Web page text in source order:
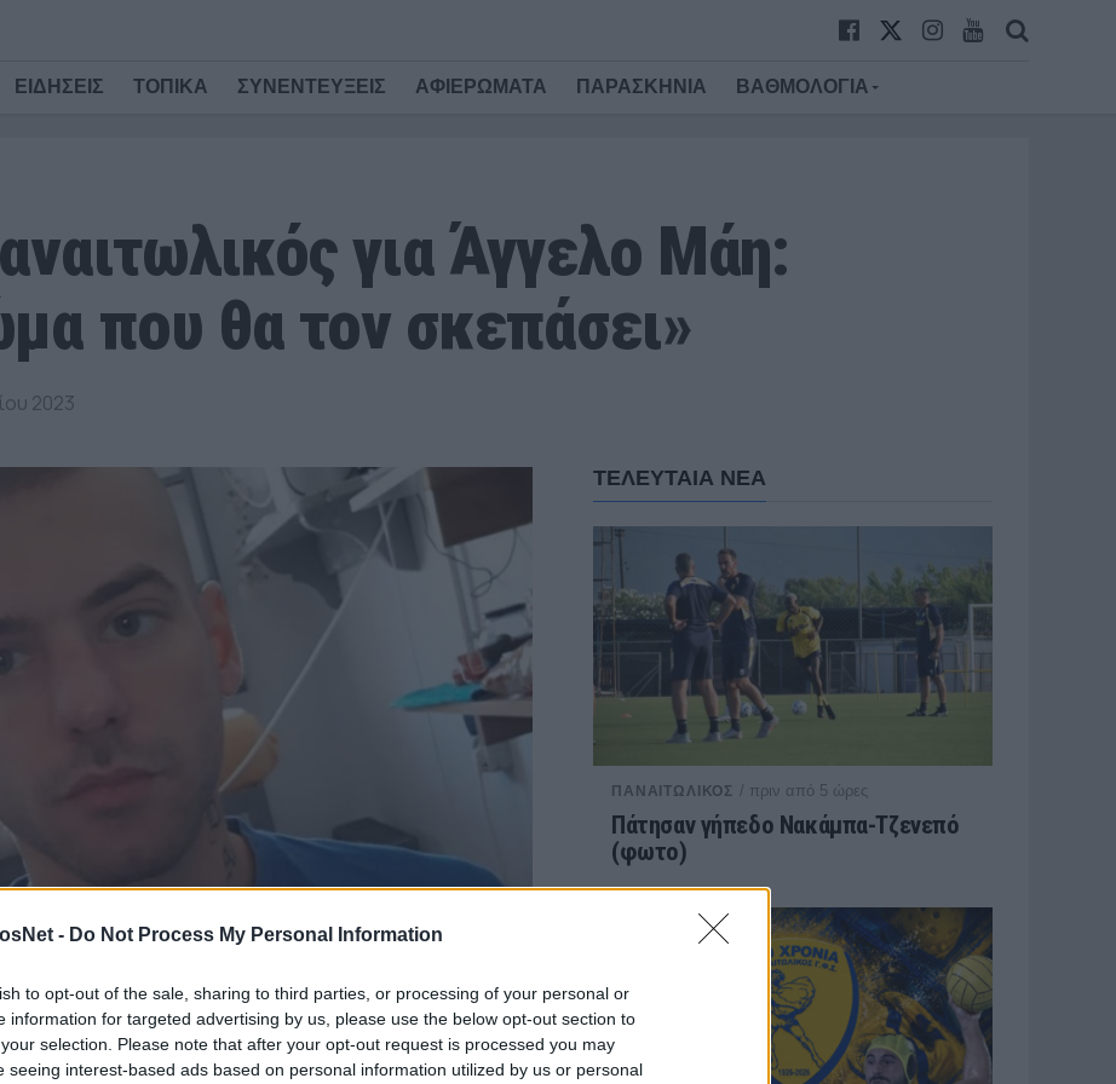
- Do Not Process My Personal Information
to opt-out of the sale, sharing to third parties, or processing of your personal or
information for targeted advertising by us, please use the below opt-out section to
selection. Please note that after your opt-out request is processed you may
seeing interest-based ads based on personal information utilized by us or personal
ΕΙΔΗΣΕΙΣ ΤΟΠΙΚΑ ΣΥΝΕΝΤΕΥΞΕΙΣ ΑΦΙΕΡΩΜΑΤΑ ΠΑΡΑΣΚΗΝΙΑ ΒΑΘΜΟΛΟΓΙΑ
για Άγγελο Μάη:
που θα τον σκεπάσει»
2023
ΤΕΛΕΥΤΑΙΑ ΝΕΑ
ΠΑΝΑΙΤΩΛΙΚΟΣ / πριν από 5 ώρες
Πάτησαν γήπεδο Νακάμπα-Τζενεπό
(φωτο)